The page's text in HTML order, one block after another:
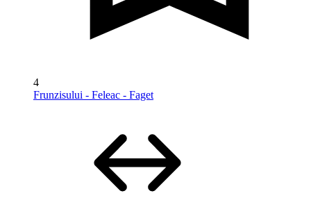
4
Frunzisului - Feleac - Faget